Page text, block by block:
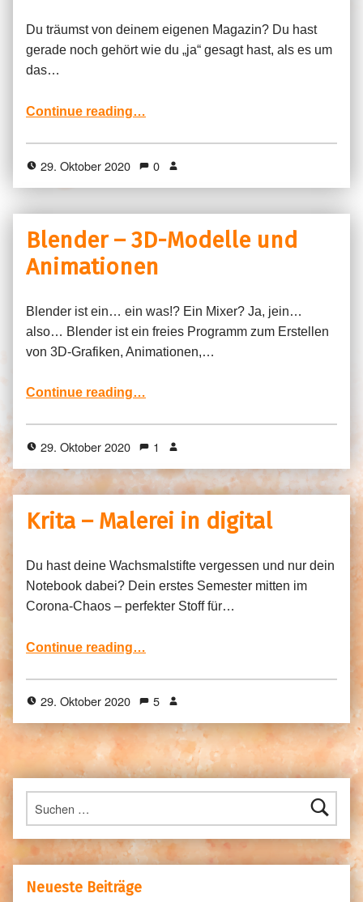
Du träumst von deinem eigenen Magazin? Du hast
gerade noch gehört wie du „ja“ gesagt hast, als es um
das…
Continue reading…
29. Oktober 2020 0
Blender – 3D-Modelle und
Animationen
Blender ist ein… ein was!? Ein Mixer? Ja, jein…
also… Blender ist ein freies Programm zum Erstellen
von 3D-Grafiken, Animationen,…
Continue reading…
29. Oktober 2020 1
Krita – Malerei in digital
Du hast deine Wachsmalstifte vergessen und nur dein
Notebook dabei? Dein erstes Semester mitten im
Corona-Chaos – perfekter Stoff für…
Continue reading…
29. Oktober 2020 5
Suchen nach:
Neueste Beiträge